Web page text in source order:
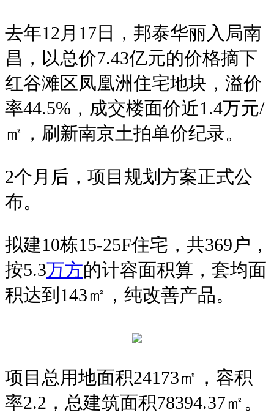
去年12月17日，邦泰华丽入局南
昌， 以总价7.43亿元的价格摘下
红谷滩区凤凰洲住宅地块，溢价
率44.5%， 成交楼面价近1.4万元/
㎡，刷新南京土拍单价纪录。
2个月后，项目规划方案正式公
布。
拟建10栋15-25F住宅，共369户，
按5.3万方的计容面积算，套均面
积达到143㎡，纯改善产品。
项目总用地面积24173㎡，容积
率2.2，总建筑面积78394.37㎡。